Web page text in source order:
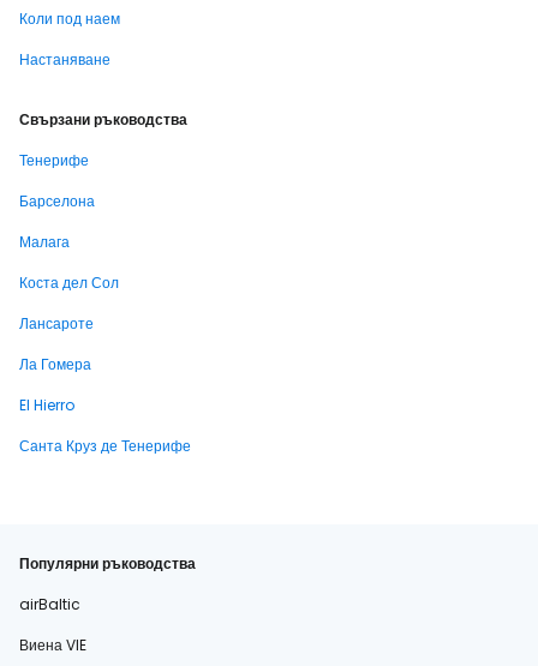
Коли под наем
Настаняване
Свързани ръководства
Тенерифе
Барселона
Малага
Коста дел Сол
Лансароте
Ла Гомера
El Hierro
Санта Круз де Тенерифе
Популярни ръководства
airBaltic
Виена VIE